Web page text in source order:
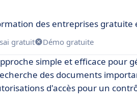
des entreprises gratuite
gratuit Démo gratuite
simple et efficace pour
des documents
d'accès pour un